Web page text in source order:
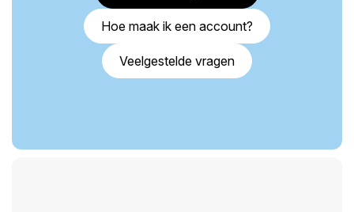
Hoe maak ik een account?
Veelgestelde vragen